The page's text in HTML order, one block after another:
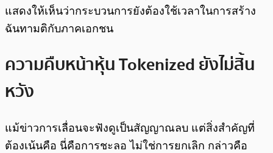
แสดงให้เห็นว่ากระบวนการยังต้องใช้เวลาในการสร้าง
ฉันทามติกับภาคเอกชน
ความคืบหน้าหุ้น Tokenized ยังไม่สิ้น
หวัง
แม้ข่าวการเลื่อนจะฟังดูเป็นสัญญาณลบ แต่สิ่งสำคัญที่
ต้องเน้นคือ นี่คือการชะลอ ไม่ใช่การยกเลิก กล่าวคือ